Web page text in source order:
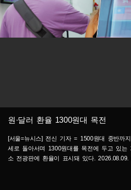
원·달러 환율 1300원대 목전
[서울=뉴시스] 전신 기자 = 1500원대 중반까
세로 돌아서며 1300원대를 목전에 두고 있
소 전광판에 환율이 표시돼 있다. 2026.08.09.